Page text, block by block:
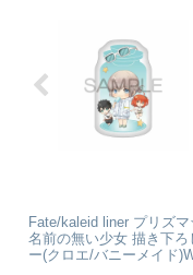
Fate/kaleid liner プリズ
名前の無い少女 描き下ろ
ー(クロエ/バニーメイド